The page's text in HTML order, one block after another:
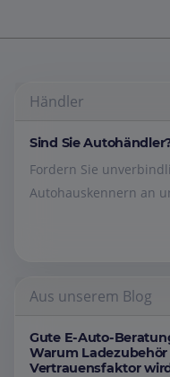
Händler
Sind Sie
Fordern Sie
Autohauskennern an
Aus unserem Blog
Gute E-Auto-
Warum
Vertrauensfaktor